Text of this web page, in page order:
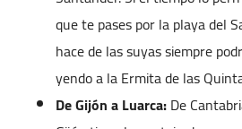
que te pases por la playa del
hace de las suyas siempre
yendo a la Ermita de las
De Gijón a Luarca:De